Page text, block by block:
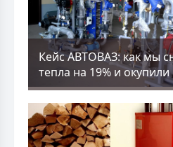
Кейс АВТОВАЗ: как мы
тепла на 19% и